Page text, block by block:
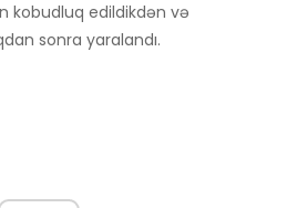
kobudluq edildikdən və
sonra yaralandı.